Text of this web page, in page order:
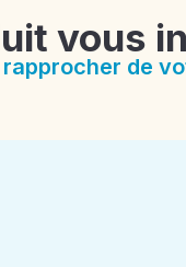
vous
de